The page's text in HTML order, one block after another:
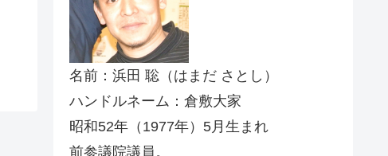
名前：浜田 聡（はまだ さとし）
ハンドルネーム：倉敷大家
昭和52年（1977年）5月生まれ
前参議院議員。